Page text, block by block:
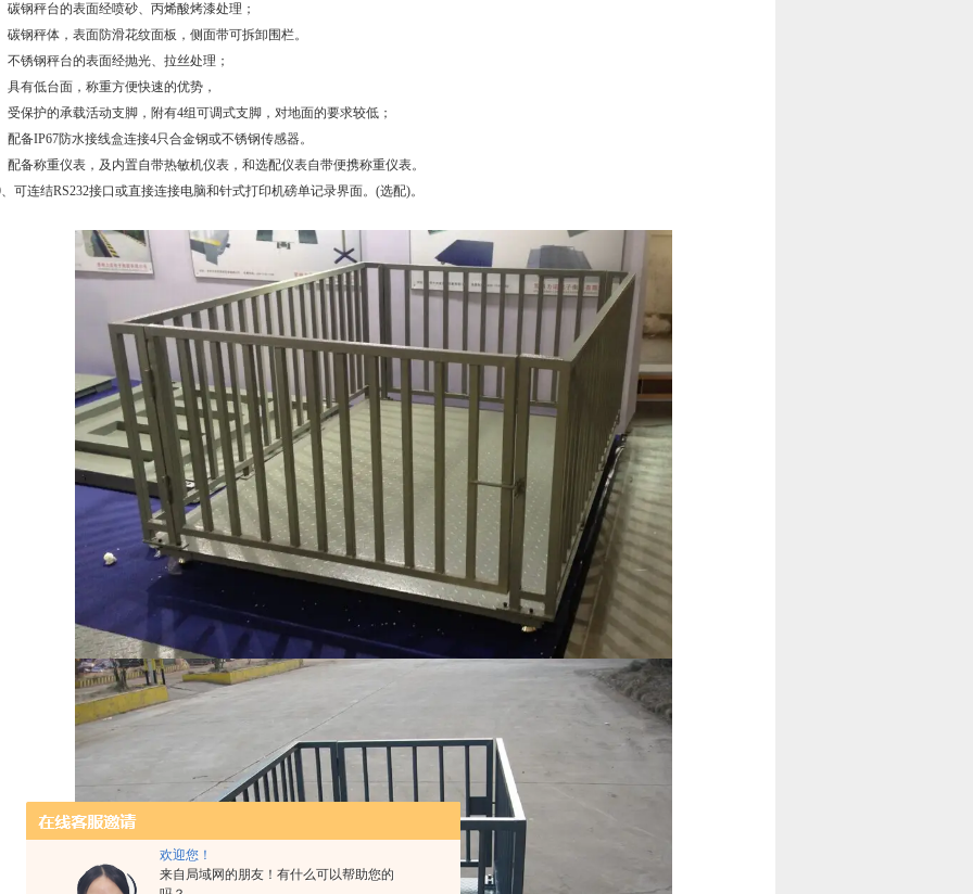
欢迎您！
来自局域网的朋友！有什么可以帮助您的
碳钢秤台的表面经喷砂、丙烯酸烤漆处理；
碳钢秤体，表面防滑花纹面板，侧面带可拆卸围栏。
不锈钢秤台的表面经抛光、拉丝处理；
具有低台面，称重方便快速的优势，
受保护的承载活动支脚，附有4组可调式支脚，对地面的要求较低；
配备IP67防水接线盒连接4只合金钢或不锈钢传感器。
配备称重仪表，及内置自带热敏机仪表，和选配仪表自带便携称重仪表。
可连结RS232接口或直接连接电脑和针式打印机磅单记录界面。(选配)。